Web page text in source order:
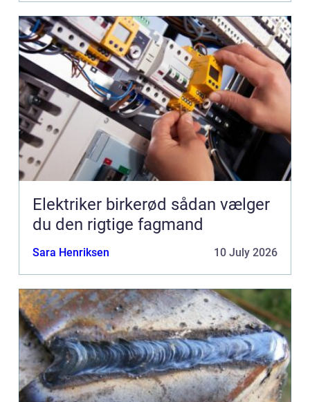
Elektriker birkerød sådan vælger
du den rigtige fagmand
Sara Henriksen 10 July 2026